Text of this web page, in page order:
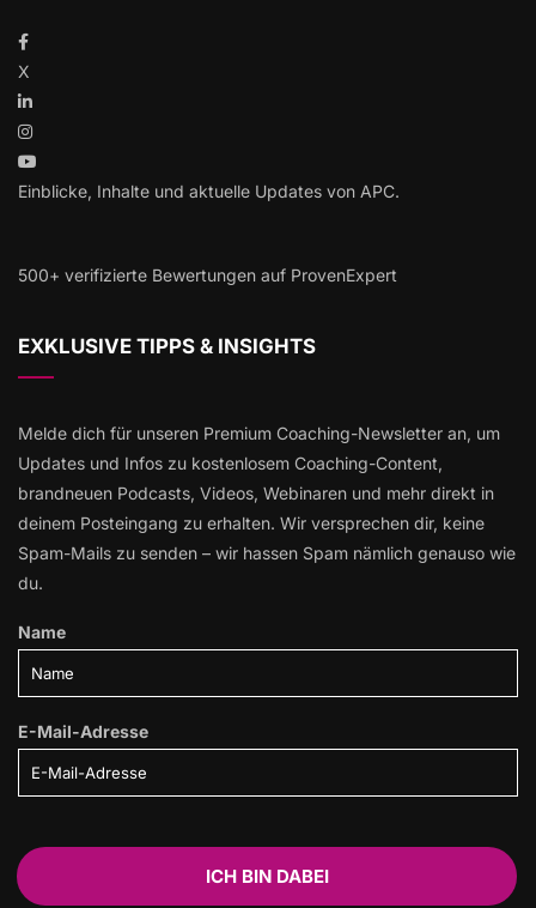
X
Einblicke, Inhalte und aktuelle Updates von APC.
500+ verifizierte Bewertungen auf ProvenExpert
EXKLUSIVE TIPPS & INSIGHTS
Melde dich für unseren Premium Coaching-Newsletter an, um
Updates und Infos zu kostenlosem Coaching-Content,
brandneuen Podcasts, Videos, Webinaren und mehr direkt in
deinem Posteingang zu erhalten. Wir versprechen dir, keine
Spam-Mails zu senden – wir hassen Spam nämlich genauso wie
du.
Name
E-Mail-Adresse